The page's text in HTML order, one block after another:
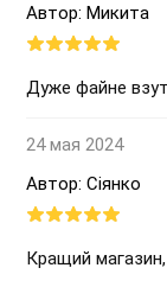
Автор: Микита
Дуже файне
24 мая 2024
Автор: Сіянко
Кращий